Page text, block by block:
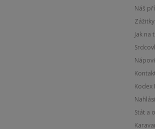
Náš
Jak na
Kodex
Stát a